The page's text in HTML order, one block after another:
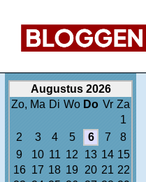
Augustus 2026
Zo, Ma Di Wo Do Vr Za
1
2
3 4 5 6 7
8
9
10 11 12 13 14 15
16 17 18 19 20 21 22